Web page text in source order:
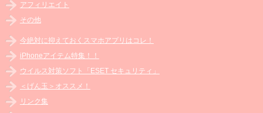
アフィリエイト
その他
今絶対に抑えておくスマホアプリはコレ！
iPhoneアイテム特集！！
ウイルス対策ソフト「ESET セキュリティ」
＜げん玉＞オススメ！
リンク集